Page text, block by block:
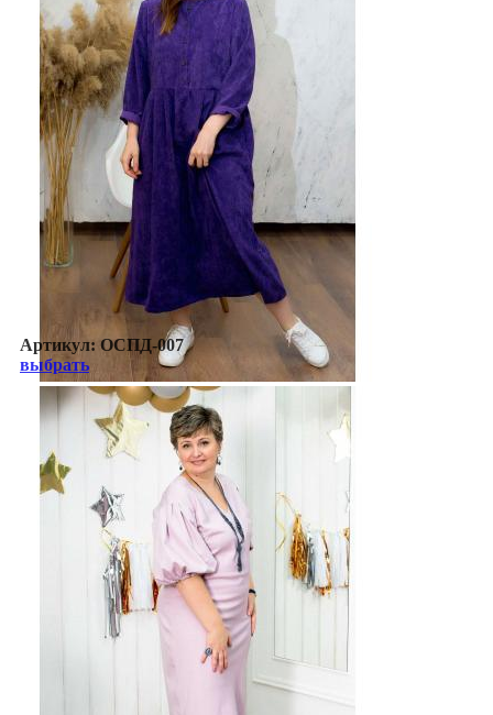
Артикул: ОСПД-007
выбрать